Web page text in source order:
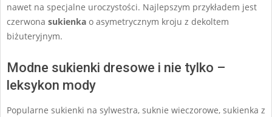
nawet na specjalne uroczystości. Najlepszym przykładem jest
czerwona sukienka o asymetrycznym kroju z dekoltem
biżuteryjnym.
Modne sukienki dresowe i nie tylko –
leksykon mody
Popularne sukienki na sylwestra, suknie wieczorowe, sukienka z